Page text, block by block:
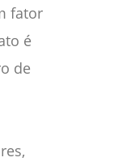
fator
é
de